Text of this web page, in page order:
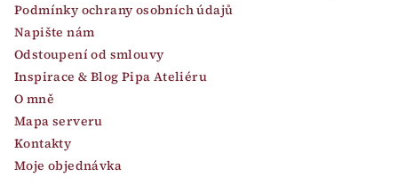
Podmínky ochrany osobních údajů
Napište nám
Odstoupení od smlouvy
Inspirace & Blog Pipa Ateliéru
O mně
Mapa serveru
Kontakty
Moje objednávka